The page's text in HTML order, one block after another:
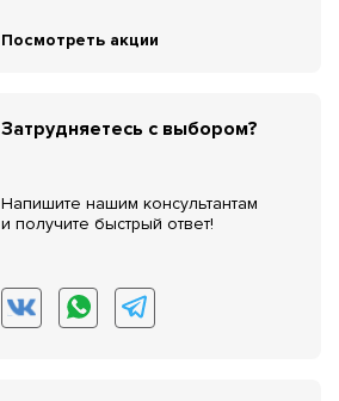
Посмотреть акции
Затрудняетесь с выбором?
Напишите нашим консультантам
и получите быстрый ответ!